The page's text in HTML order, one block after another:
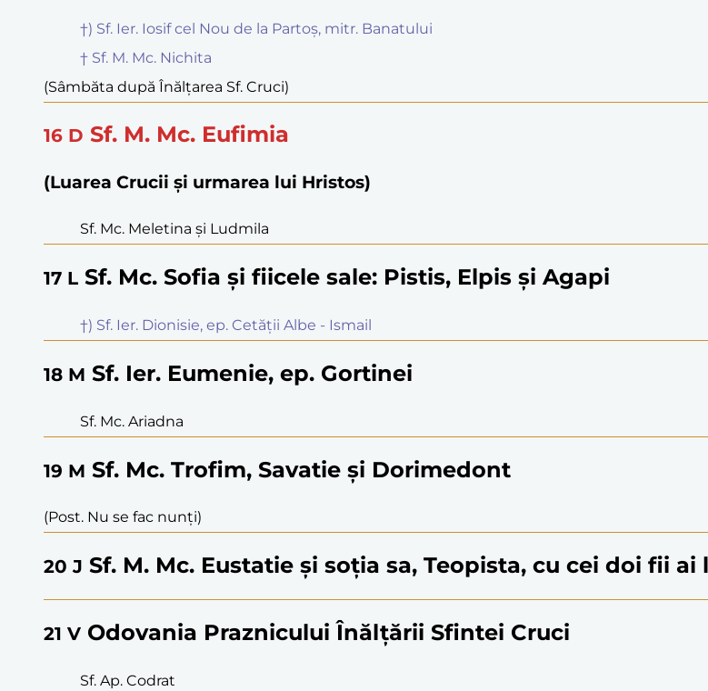
†) Sf. Ier. Iosif cel Nou de la Partoș, mitr. Banatului
† Sf. M. Mc. Nichita
(Sâmbăta după Înălțarea Sf. Cruci)
16 D Sf. M. Mc. Eufimia
(Luarea Crucii și urmarea lui Hristos)
Sf. Mc. Meletina și Ludmila
17 L Sf. Mc. Sofia și fiicele sale: Pistis, Elpis și Agapi
†) Sf. Ier. Dionisie, ep. Cetății Albe - Ismail
18 M Sf. Ier. Eumenie, ep. Gortinei
Sf. Mc. Ariadna
19 M Sf. Mc. Trofim, Savatie și Dorimedont
(Post. Nu se fac nunți)
20 J Sf. M. Mc. Eustatie și soția sa, Teopista, cu cei doi fii
21 V Odovania Praznicului Înălțării Sfintei Cruci
Sf. Ap. Codrat